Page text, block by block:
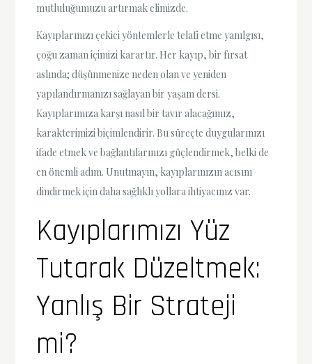
mutluluğumuzu artırmak elimizde.
Kayıplarınızı çekici yöntemlerle telafi etme yanılgısı,
çoğu zaman içimizi karartır. Her kayıp, bir fırsat
aslında; düşünmenize neden olan ve yeniden
yapılandırmanızı sağlayan bir yaşam dersi.
Kayıplarımıza karşı nasıl bir tavır alacağımız,
karakterimizi biçimlendirir. Bu süreçte duygularınızı
ifade etmek ve bağlantılarınızı güçlendirmek, belki de
en önemli adım. Unutmayın, kayıplarınızın acısını
dindirmek için daha sağlıklı yollara ihtiyacınız var.
Kayıplarımızı Yüz
Tutarak Düzeltmek:
Yanlış Bir Strateji
mi?